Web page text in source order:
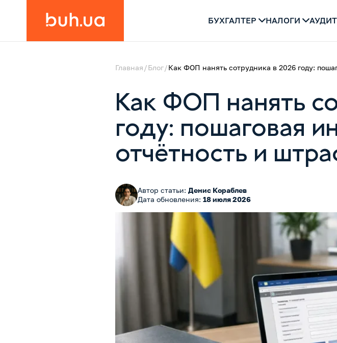
БУХГАЛТЕР НАЛОГИ АУДИТ
Главная Блог Как ФОП нанять сотрудника в 2026 году:
Как ФОП нанять
году: пошаговая
отчётность и
Автор статьи: Денис Кораблев
Дата обновления: 18 июля 2026